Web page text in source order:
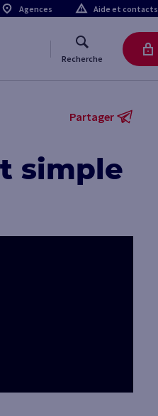
Agences Aide et contacts
Recherche
Partager
simple